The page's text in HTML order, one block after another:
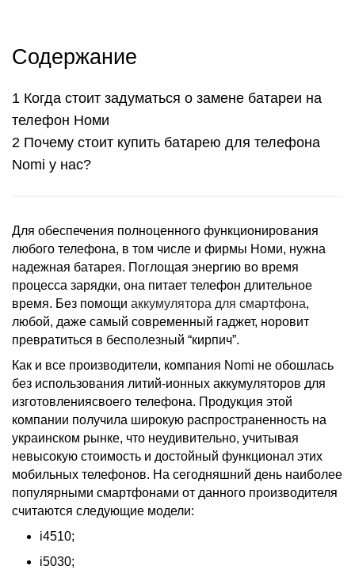
Содержание
Когда стоит задуматься о замене батареи на
телефон Номи
Почему стоит купить батарею для телефона
Nomi у нас?
Для обеспечения полноценного функционирования
любого телефона, в том числе и фирмы Номи, нужна
надежная батарея. Поглощая энергию во время
процесса зарядки, она питает телефон длительное
время. Без помощи аккумулятора для смартфона,
любой, даже самый современный гаджет, норовит
превратиться в бесполезный “кирпич”.
Как и все производители, компания Nomi не обошлась
без использования литий-ионных аккумуляторов для
изготовлениясвоего телефона. Продукция этой
компании получила широкую распространенность на
украинском рынке, что неудивительно, учитывая
невысокую стоимость и достойный функционал этих
мобильных телефонов. На сегодняшний день наиболее
популярными смартфонами от данного производителя
считаются следующие модели:
i4510;
i5030;